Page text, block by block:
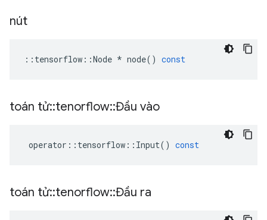
nút
:: tensorflow ::Node * node() const
toán tử::tenorflow::Đầu vào
operator :: tensorflow :: Input() const
toán tử::tenorflow::Đầu ra